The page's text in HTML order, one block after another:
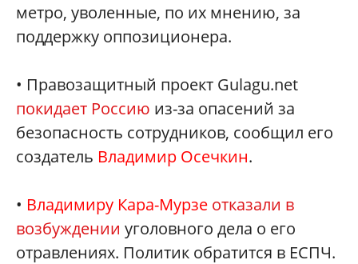
метро, уволенные, по их мнению, за
поддержку оппозиционера.
• Правозащитный проект Gulagu.net
покидает Россию из-за опасений за
безопасность сотрудников, сообщил его
создатель Владимир Осечкин.
• Владимиру Кара-Мурзе отказали в
возбуждении уголовного дела о его
отравлениях. Политик обратится в ЕСПЧ.